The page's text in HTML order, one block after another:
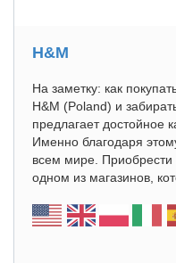
H&M
На заметку: как
H&M (Poland) и
предлагает достойное
Именно благодаря
всем мире.
одном из магазинов,